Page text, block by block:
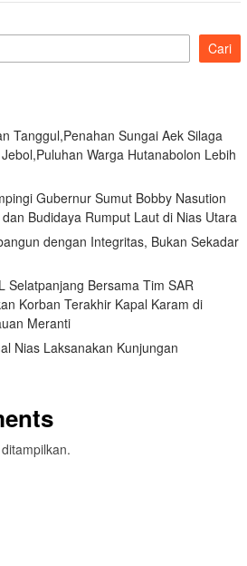
Cari
Tanggul,Penahan Sungai Aek Silaga
Warga Hutanabolon Lebih
Gubernur Sumut Bobby Nasution
Budidaya Rumput Laut di Nias Utara
dengan Integritas, Bukan Sekadar
Selatpanjang Bersama Tim SAR
Korban Terakhir Kapal Karam di
Meranti
Nias Laksanakan Kunjungan